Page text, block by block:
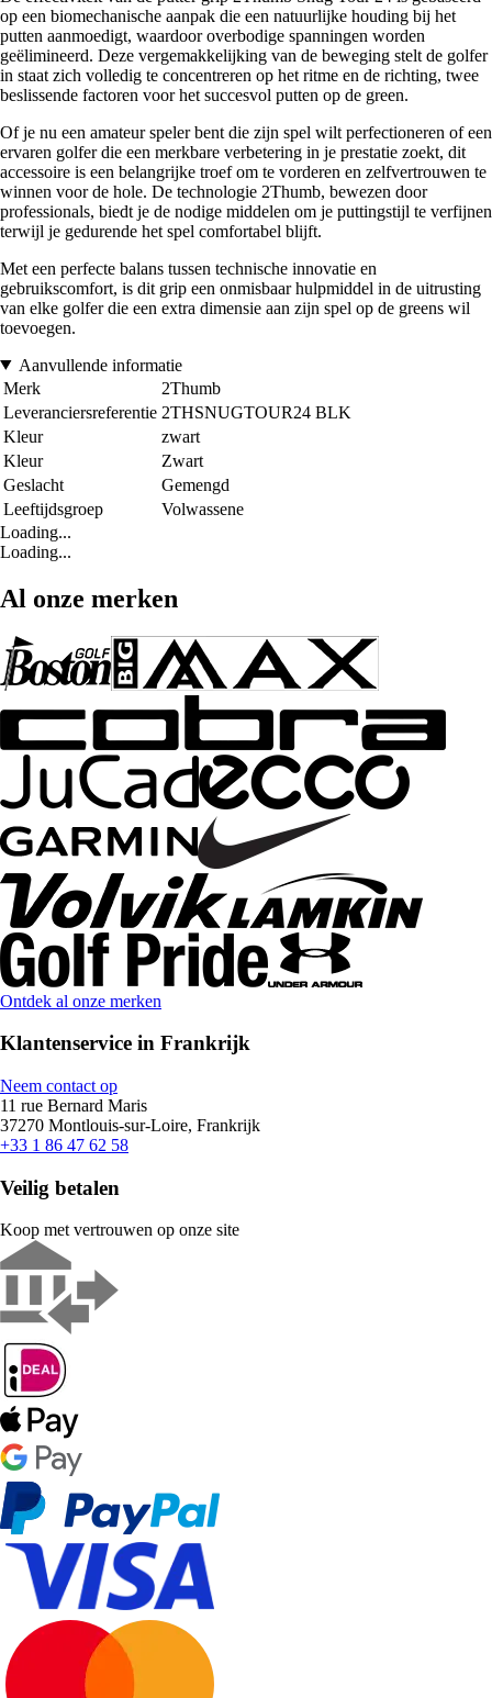
op een biomechanische aanpak die een natuurlijke houding bij het
putten aanmoedigt, waardoor overbodige spanningen worden
geëlimineerd. Deze vergemakkelijking van de beweging stelt de golfer
in staat zich volledig te concentreren op het ritme en de richting, twee
beslissende factoren voor het succesvol putten op de green.
Of je nu een amateur speler bent die zijn spel wilt perfectioneren of een
ervaren golfer die een merkbare verbetering in je prestatie zoekt, dit
accessoire is een belangrijke troef om te vorderen en zelfvertrouwen te
winnen voor de hole. De technologie 2Thumb, bewezen door
professionals, biedt je de nodige middelen om je puttingstijl te verfijnen
terwijl je gedurende het spel comfortabel blijft.
Met een perfecte balans tussen technische innovatie en
gebruikscomfort, is dit grip een onmisbaar hulpmiddel in de uitrusting
van elke golfer die een extra dimensie aan zijn spel op de greens wil
toevoegen.
Aanvullende informatie
Merk
2Thumb
Leveranciersreferentie 2THSNUGTOUR24 BLK
Kleur
zwart
Kleur
Zwart
Geslacht
Gemengd
Leeftijdsgroep
Volwassene
Loading...
Loading...
Al onze merken
Ontdek al onze merken
Klantenservice in Frankrijk
Neem contact op
11 rue Bernard Maris
37270 Montlouis-sur-Loire, Frankrijk
+33 1 86 47 62 58
Veilig betalen
Koop met vertrouwen op onze site